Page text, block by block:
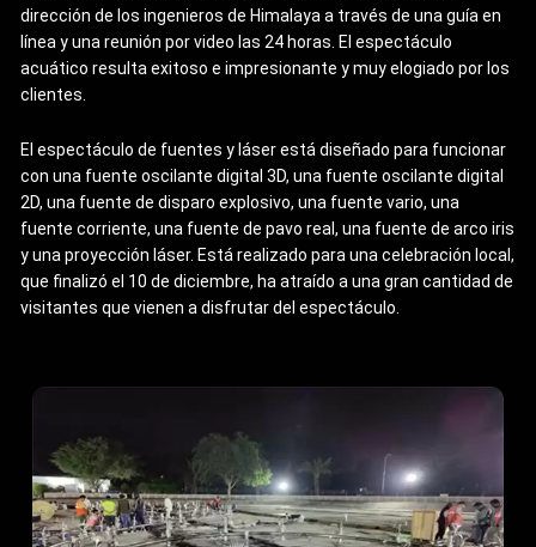
dirección de los ingenieros de Himalaya a través de una guía en
línea y una reunión por video las 24 horas. El espectáculo
acuático resulta exitoso e impresionante y muy elogiado por los
clientes.
El espectáculo de fuentes y láser está diseñado para funcionar
con una fuente oscilante digital 3D, una fuente oscilante digital
2D, una fuente de disparo explosivo, una fuente vario, una
fuente corriente, una fuente de pavo real, una fuente de arco iris
y una proyección láser. Está realizado para una celebración local,
que finalizó el 10 de diciembre, ha atraído a una gran cantidad de
visitantes que vienen a disfrutar del espectáculo.